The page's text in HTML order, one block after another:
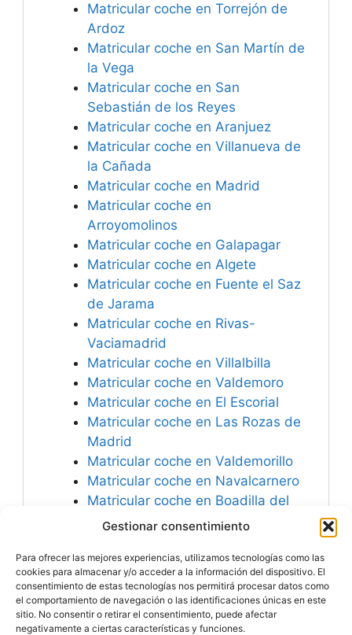
Gestionar consentimiento
Para ofrecer las mejores experiencias, utilizamos tecnologías como las
cookies para almacenar y/o acceder a la información del dispositivo. El
consentimiento de estas tecnologías nos permitirá procesar datos como
el comportamiento de navegación o las identificaciones únicas en este
sitio. No consentir o retirar el consentimiento, puede afectar
negativamente a ciertas características y funciones.
Matricular coche en Torrejón de
Ardoz
Matricular coche en San Martín de
la Vega
Matricular coche en San
Sebastián de los Reyes
Matricular coche en Aranjuez
Matricular coche en Villanueva de
la Cañada
Matricular coche en Madrid
Matricular coche en
Arroyomolinos
Matricular coche en Galapagar
Matricular coche en Algete
Matricular coche en Fuente el Saz
de Jarama
Matricular coche en Rivas-
Vaciamadrid
Matricular coche en Villalbilla
Matricular coche en Valdemoro
Matricular coche en El Escorial
Matricular coche en Las Rozas de
Madrid
Matricular coche en Valdemorillo
Matricular coche en Navalcarnero
Matricular coche en Boadilla del
Monte
Matricular coche en Ciempozuelos